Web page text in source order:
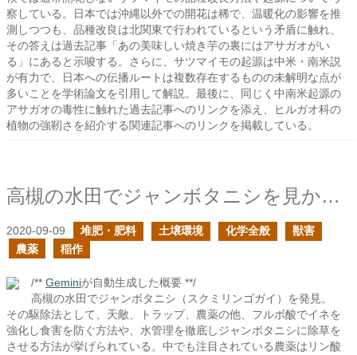
察している。日本では沖縄以外での開花は稀で、温暖化の影響を推
測しつつも、品種改良は北関東で行われているという矛盾に触れ、
その答えは過去記事「あの美味しい焼き芋の裏にはアサガオがい
る」にあると示唆する。さらに、サツマイモの起源は中米・南米説
が有力で、日本への伝播ルートは複数存在するものの未解明な点が
多いことを学術論文を引用して解説。最後に、同じく中南米起源の
アサガオの毒性に触れた過去記事へのリンクを添え、ヒルガオ科の
植物の強靭さを紹介する関連記事へのリンクを掲載している。
高槻の水田でジャンボタニシを見かけた
2020-09-09 堆肥・肥料 土壌環境 化学全般
獣害
農薬
稲作
/** Geminiが自動生成した概要 **/
高槻の水田でジャンボタニシ（スクミリンゴガイ）を発見。
その駆除法として、天敵、トラップ、農薬の他、フルボ酸でイネを
強化し食害を防ぐ方法や、水管理を徹底しジャンボタニシに除草を
させる方法が挙げられている。中でも注目されている農薬はリン酸